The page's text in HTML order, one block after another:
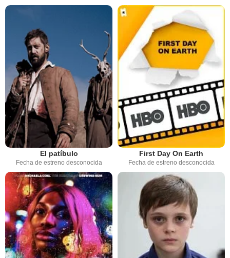
El patíbulo
Fecha de estreno desconocida
First Day On Earth
Fecha de estreno desconocida